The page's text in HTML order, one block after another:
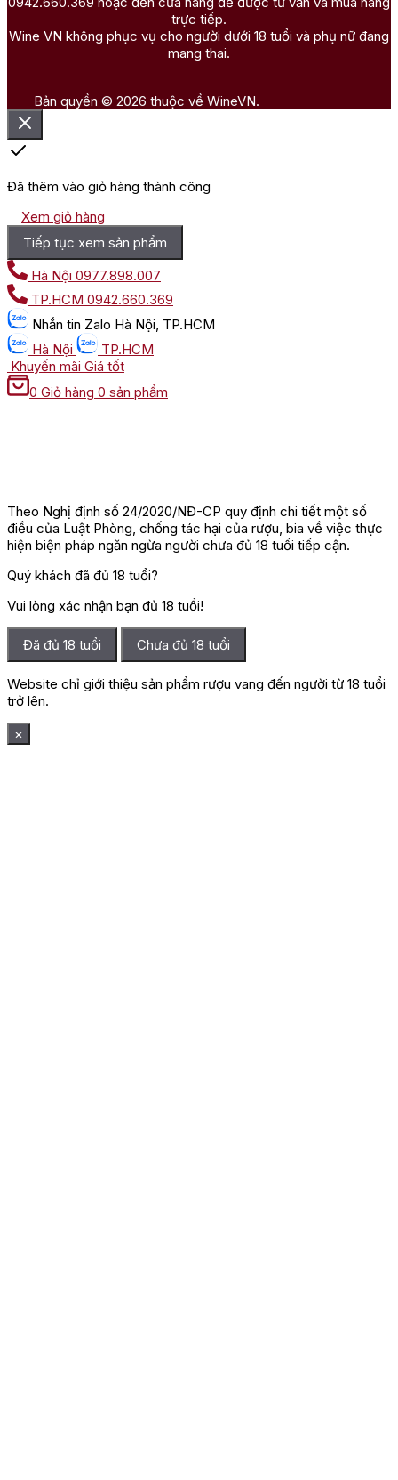
trực tiếp.
Wine VN không phục vụ cho người dưới 18 tuổi và phụ nữ đang
mang thai.
Bản quyền © 2026 thuộc về WineVN.
Đã thêm vào giỏ hàng thành công
Xem giỏ hàng
Tiếp tục xem sản phẩm
Hà Nội 0977.898.007
TP.HCM 0942.660.369
Nhắn tin Zalo Hà Nội, TP.HCM
Hà Nội
TP.HCM
Khuyến mãi Giá tốt
0 Giỏ hàng 0 sản phẩm
Theo Nghị định số 24/2020/NĐ-CP quy định chi tiết một số
điều của Luật Phòng, chống tác hại của rượu, bia về việc thực
hiện biện pháp ngăn ngừa người chưa đủ 18 tuổi tiếp cận.
Quý khách đã đủ 18 tuổi?
Vui lòng xác nhận bạn đủ 18 tuổi!
Đã đủ 18 tuổi Chưa đủ 18 tuổi
Website chỉ giới thiệu sản phẩm rượu vang đến người từ 18 tuổi
trở lên.
×